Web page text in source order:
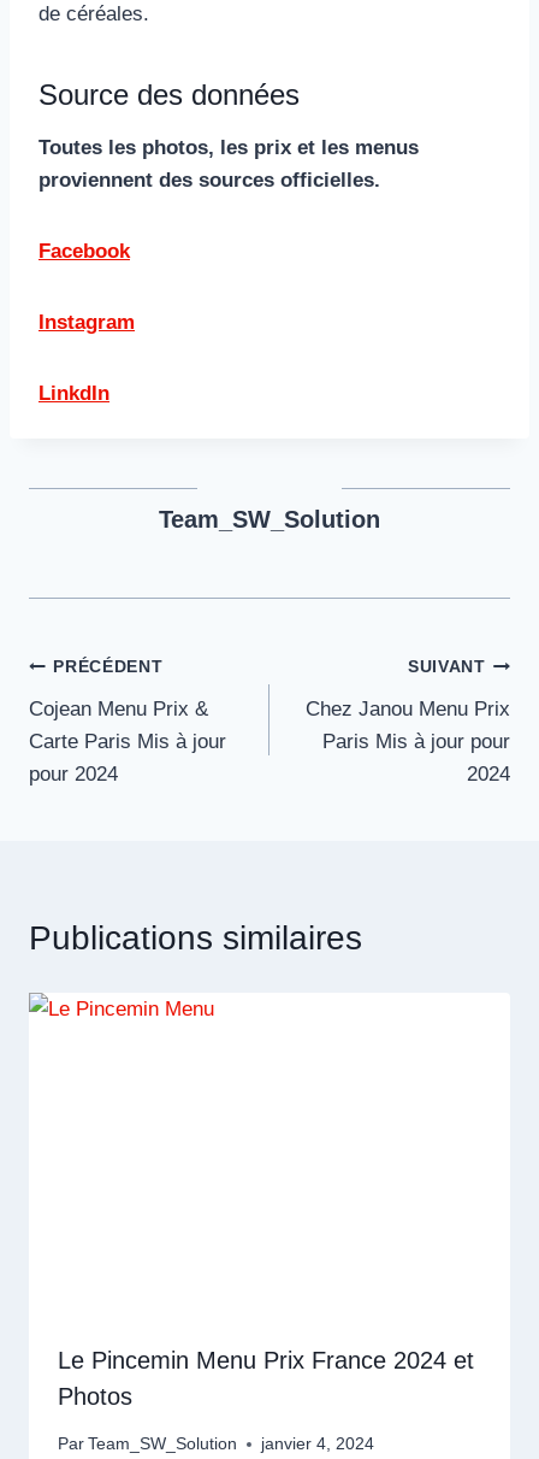
de céréales.
Source des données
Toutes les photos, les prix et les menus
proviennent des sources officielles.
Facebook
Instagram
LinkdIn
Team_SW_Solution
Navigation
de
l’article
PRÉCÉDENT
Cojean Menu Prix &
Carte Paris Mis à jour
pour 2024
SUIVANT
Chez Janou Menu Prix
Paris Mis à jour pour
2024
Publications similaires
Le Pincemin Menu Prix France 2024 et
Photos
Par Team_SW_Solution janvier 4, 2024